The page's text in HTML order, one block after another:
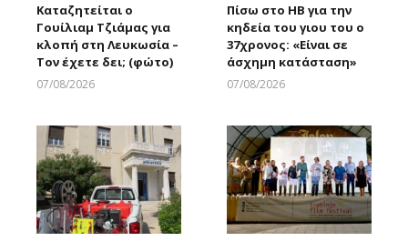
Καταζητείται ο
Γουίλιαμ Τζιάμας για
κλοπή στη Λευκωσία –
Τον έχετε δει; (φώτο)
07/08/2026
Πίσω στο ΗΒ για την
κηδεία του γιου του ο
37χρονος: «Είναι σε
άσχημη κατάσταση»
07/08/2026